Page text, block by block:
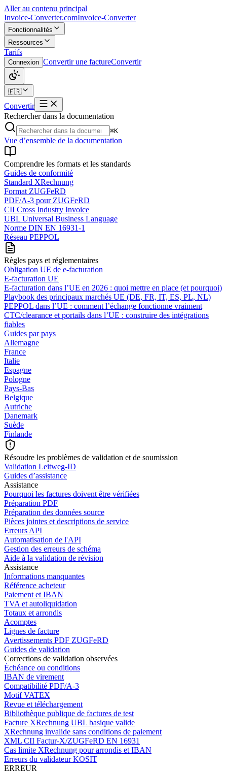
Aller au contenu principal
Invoice-Converter.comInvoice-Converter
Fonctionnalités
Ressources
Tarifs
Connexion Convertir une factureConvertir
🇫🇷
Convertir
Rechercher dans la documentation
⌘K
Vue d’ensemble de la documentation
Comprendre les formats et les standards
Guides de conformité
Standard XRechnung
Format ZUGFeRD
PDF/A-3 pour ZUGFeRD
CII Cross Industry Invoice
UBL Universal Business Language
Norme DIN EN 16931-1
Réseau PEPPOL
Règles pays et réglementaires
Obligation UE de e-facturation
E-facturation UE
E‑facturation dans l’UE en 2026 : quoi mettre en place (et pourquoi)
Playbook des principaux marchés UE (DE, FR, IT, ES, PL, NL)
PEPPOL dans l’UE : comment l’échange fonctionne vraiment
CTC/clearance et portails dans l’UE : construire des intégrations
fiables
Guides par pays
Allemagne
France
Italie
Espagne
Pologne
Pays-Bas
Belgique
Autriche
Danemark
Suède
Finlande
Résoudre les problèmes de validation et de soumission
Validation Leitweg-ID
Guides d’assistance
Assistance
Pourquoi les factures doivent être vérifiées
Préparation PDF
Préparation des données source
Pièces jointes et descriptions de service
Erreurs API
Automatisation de l'API
Gestion des erreurs de schéma
Aide à la validation de révision
Assistance
Informations manquantes
Référence acheteur
Paiement et IBAN
TVA et autoliquidation
Totaux et arrondis
Acomptes
Lignes de facture
Avertissements PDF ZUGFeRD
Guides de validation
Corrections de validation observées
Échéance ou conditions
IBAN de virement
Compatibilité PDF/A-3
Motif VATEX
Revue et téléchargement
Bibliothèque publique de factures de test
Facture XRechnung UBL basique valide
XRechnung invalide sans conditions de paiement
XML CII Factur-X/ZUGFeRD EN 16931
Cas limite XRechnung pour arrondis et IBAN
Erreurs du validateur KOSIT
ERREUR